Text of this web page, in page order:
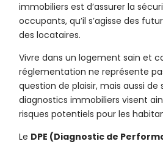
immobiliers est d’assurer la
occupants, qu’il s’agisse des
des locataires.
Vivre dans un logement sain et
réglementation ne représente
question de plaisir, mais aussi de
diagnostics immobiliers visent
risques potentiels pour les
Le DPE (Diagnostic de